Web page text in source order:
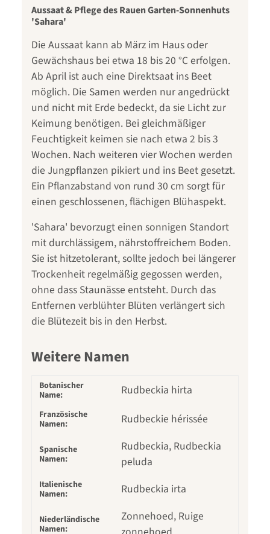
Aussaat & Pflege des Rauen Garten-Sonnenhuts
'Sahara'
Die Aussaat kann ab März im Haus oder
Gewächshaus bei etwa 18 bis 20 °C erfolgen.
Ab April ist auch eine Direktsaat ins Beet
möglich. Die Samen werden nur angedrückt
und nicht mit Erde bedeckt, da sie Licht zur
Keimung benötigen. Bei gleichmäßiger
Feuchtigkeit keimen sie nach etwa 2 bis 3
Wochen. Nach weiteren vier Wochen werden
die Jungpflanzen pikiert und ins Beet gesetzt.
Ein Pflanzabstand von rund 30 cm sorgt für
einen geschlossenen, flächigen Blühaspekt.
'Sahara' bevorzugt einen sonnigen Standort
mit durchlässigem, nährstoffreichem Boden.
Sie ist hitzetolerant, sollte jedoch bei längerer
Trockenheit regelmäßig gegossen werden,
ohne dass Staunässe entsteht. Durch das
Entfernen verblühter Blüten verlängert sich
die Blütezeit bis in den Herbst.
Weitere Namen
Botanischer
Name:
Rudbeckia hirta
Französische
Namen:
Rudbeckie hérissée
Spanische
Namen:
Rudbeckia, Rudbeckia
peluda
Italienische
Namen:
Rudbeckia irta
Niederländische
Namen:
Zonnehoed, Ruige